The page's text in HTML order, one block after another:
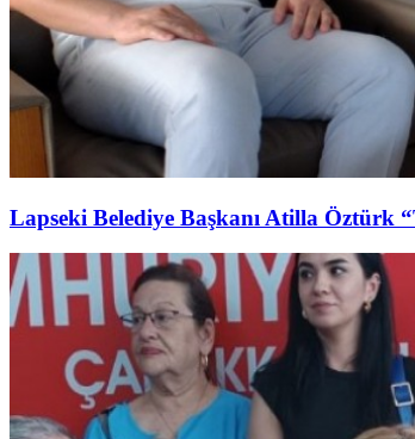
Lapseki Belediye Başkanı Atilla Öztürk